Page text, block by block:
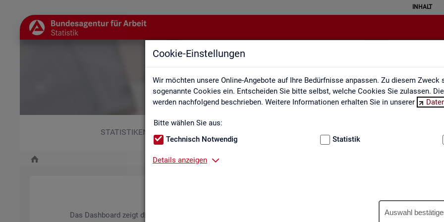
Cookie-Einstellungen
Wir möchten unsere Online-Angebote auf Ihre Bedürfnisse anpassen. Zu diesem Zweck
sogenannte Cookies ein. Entscheiden Sie bitte selbst, welche Cookies Sie zulassen.
werden nachfolgend beschrieben. Weitere Informationen erhalten Sie in unserer
Bitte wählen Sie aus:
Technisch Notwendig
Statistik
Details anzeigen
Auswahl
INHALT
Ausbildungsmarkt
STATISTIKEN
Das Da­sh­board zeigt die wich­tigs­ten Daten zum Aus­bil­dungs­markt in in­ter­ak­ti­ven Gra­fi­ken und Ta­bel­len. Für